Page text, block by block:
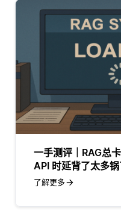
一手测评｜RAG总
API 时延背了太多锅
了解更多